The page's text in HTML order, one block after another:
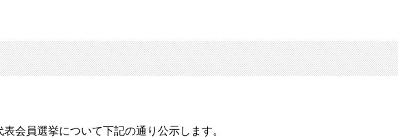
会員選挙について下記の通り公示します。